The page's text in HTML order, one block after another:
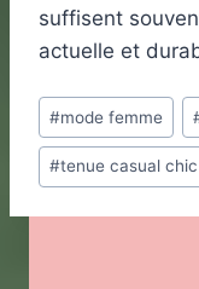
suffisent
actuelle et
Étiquettes
de
la
#mode femme
#tenue casual chic